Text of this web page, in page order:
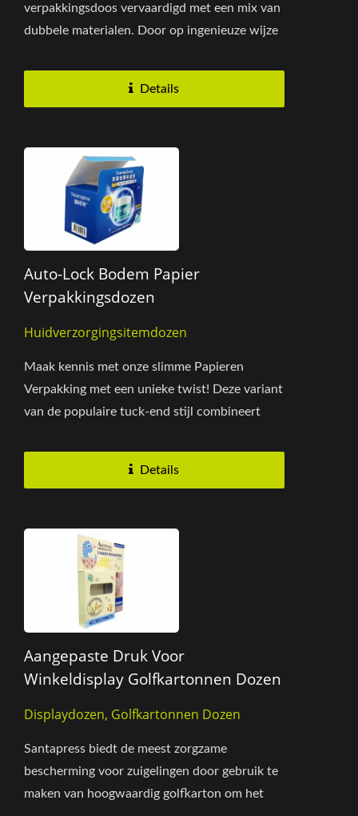
verpakkingsdoos vervaardigd met een mix van
dubbele materialen. Door op ingenieuze wijze
Details
Auto-Lock Bodem Papier
Verpakkingsdozen
Huidverzorgingsitemdozen
Maak kennis met onze slimme Papieren
Verpakking met een unieke twist! Deze variant
van de populaire tuck-end stijl combineert
Details
Aangepaste Druk Voor
Winkeldisplay Golfkartonnen Dozen
Displaydozen, Golfkartonnen Dozen
Santapress biedt de meest zorgzame
bescherming voor zuigelingen door gebruik te
maken van hoogwaardig golfkarton om het